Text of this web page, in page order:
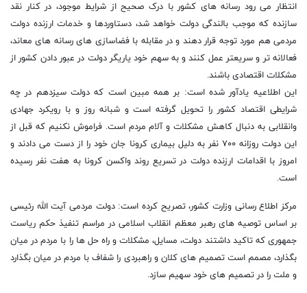
انتظار می رود رسانه های کشور با درک صحیح از شرایط موجود، در کنار نقد
سازنده که موجب بالندگی دولت خواهد شد، دستاوردها و خدمات ارزنده دولت
مردمی هم مورد توجه قرار دهند و در مقابله با فضاسازی های رسانه های معاند،
فعالانه تر و سریعتر عمل کنند و به سهم خود یاریگر دولت در عبور دادن کشور از
مشکلات اقتصادی باشند.
این اطلاعیه یادآور شده است: بر همه مبین است که دولت سیزدهم در چه
شرایطی اقتصاد کشور را تحویل گرفته است و شبانه روز و با رویکرد جهادی
وانقلابی به دنبال کاهش مشکلات و آلام مردم است. فراموش نکنیم که قبل از
این دولت روزانه ۷۰۰ نفر به دلیل بیماری کرونا جان خود را از دست می دادند و
امروز با اقدامات ارزنده دولت در تسریع روند واکسن کرونا به هفت نفر رسیده
است.
مرکز اطلاع رسانی وزارت کشور، تصریح کرده است: دولت مردمی آیت الله رئیسی
بر اساس توصیه های رهبر معظم انقلاب اسلامی در مراسم تنفیذ حکم ریاست
جمهوری که تاکید داشتند دولت، مسایل، مشکلات و راه حل ها را با مردم در میان
بگذارد، مصمم است تصمیم های کلان و راهبردی را شفاف با مردم در میان بگذارد
و ملت را در تصمیم های خود سهیم سازد.